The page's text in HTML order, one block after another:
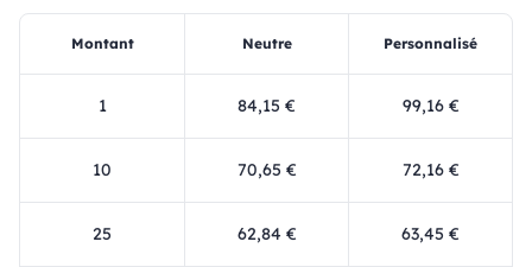
Montant Neutre Personnalisé
1 84,15 € 99,16 €
10 70,65 € 72,16 €
25 62,84 € 63,45 €